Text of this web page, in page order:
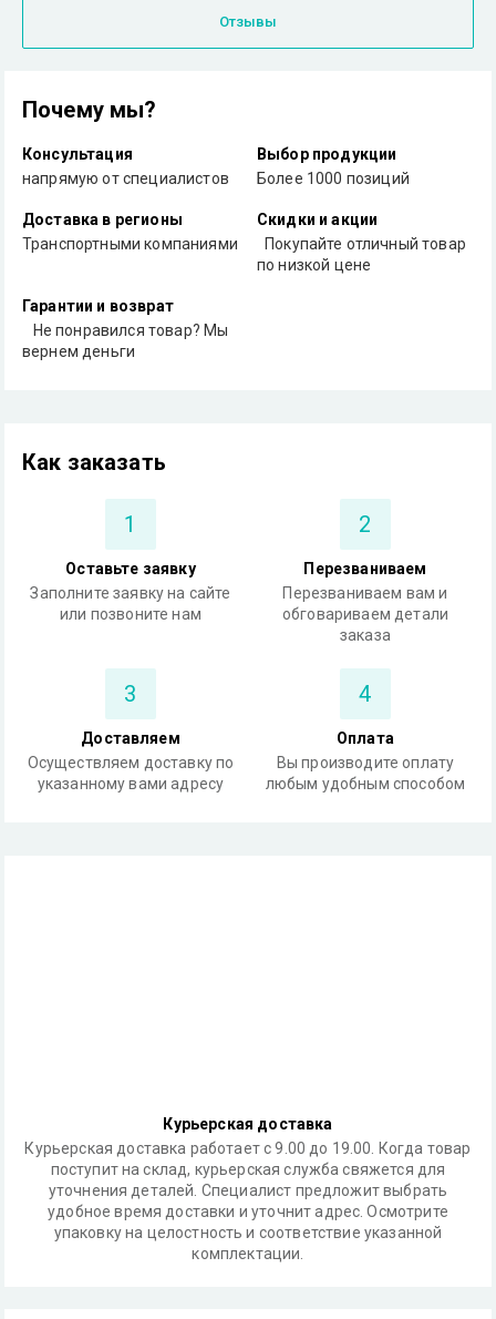
Отзывы
Почему мы?
Консультация
напрямую от специалистов
Выбор продукции
Более 1000 позиций
Доставка в регионы
Транспортными компаниями
Скидки и акции
Покупайте отличный товар
по низкой цене
Гарантии и возврат
Не понравился товар? Мы
вернем деньги
Как заказать
1
Оставьте заявку
Заполните заявку на сайте
или позвоните нам
2
Перезваниваем
Перезваниваем вам и
обговариваем детали
заказа
3
Доставляем
Осуществляем доставку по
указанному вами адресу
4
Оплата
Вы производите оплату
любым удобным способом
Курьерская доставка
Курьерская доставка работает с 9.00 до 19.00. Когда товар
поступит на склад, курьерская служба свяжется для
уточнения деталей. Специалист предложит выбрать
удобное время доставки и уточнит адрес. Осмотрите
упаковку на целостность и соответствие указанной
комплектации.